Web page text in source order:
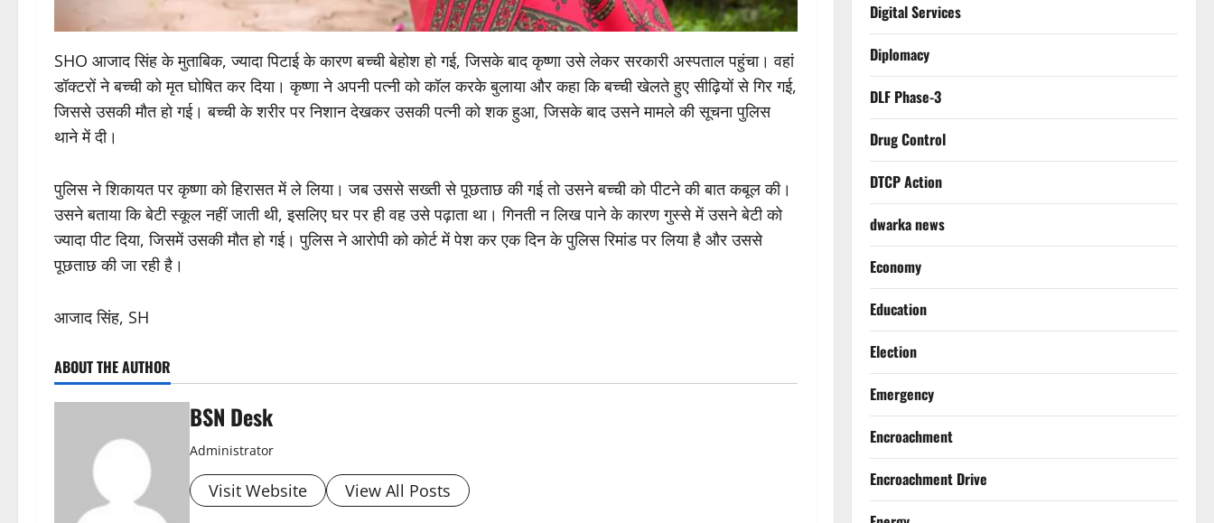
SHO आजाद सिंह के मुताबिक, ज्यादा पिटाई के कारण बच्ची बेहोश हो गई, जिसके बाद कृष्णा उसे लेकर सरकारी अस्पताल पहुंचा। वहां
डॉक्टरों ने बच्ची को मृत घोषित कर दिया। कृष्णा ने अपनी पत्नी को कॉल करके बुलाया और कहा कि बच्ची खेलते हुए सीढ़ियों से गिर गई,
जिससे उसकी मौत हो गई। बच्ची के शरीर पर निशान देखकर उसकी पत्नी को शक हुआ, जिसके बाद उसने मामले की सूचना पुलिस
थाने में दी।
पुलिस ने शिकायत पर कृष्णा को हिरासत में ले लिया। जब उससे सख्ती से पूछताछ की गई तो उसने बच्ची को पीटने की बात कबूल की।
उसने बताया कि बेटी स्कूल नहीं जाती थी, इसलिए घर पर ही वह उसे पढ़ाता था। गिनती न लिख पाने के कारण गुस्से में उसने बेटी को
ज्यादा पीट दिया, जिसमें उसकी मौत हो गई। पुलिस ने आरोपी को कोर्ट में पेश कर एक दिन के पुलिस रिमांड पर लिया है और उससे
पूछताछ की जा रही है।
आजाद सिंह, SH
ABOUT THE AUTHOR
BSN Desk
Administrator
Visit Website View All Posts
Digital Services
Diplomacy
DLF Phase-3
Drug Control
DTCP Action
dwarka news
Economy
Education
Election
Emergency
Encroachment
Encroachment Drive